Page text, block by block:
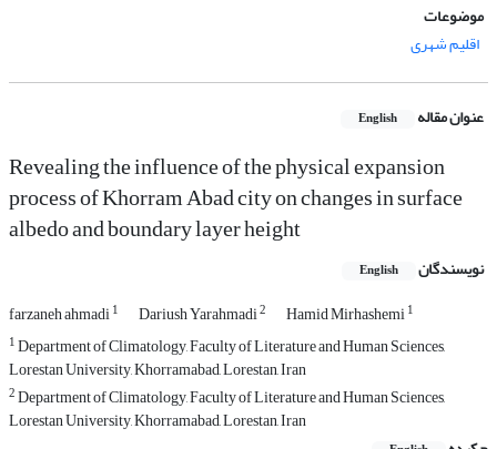
موضوعات
اقلیم شهری
عنوان مقاله English
Revealing the influence of the physical expansion
process of Khorram Abad city on changes in surface
albedo and boundary layer height
نویسندگان English
farzaneh ahmadi1 Dariush Yarahmadi2 Hamid Mirhashemi1
1Department of Climatology, Faculty of Literature and Human Sciences,
Lorestan University, Khorramabad, Lorestan, Iran
2Department of Climatology, Faculty of Literature and Human Sciences,
Lorestan University, Khorramabad, Lorestan, Iran